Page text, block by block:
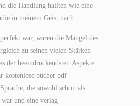
die Handlung hallten wie eine
in meinem Geist nach.
war, waren die Mängel des
zu seinen vielen Stärken
der beeindruckendsten Aspekte
kostenlose bücher pdf
die sowohl schön als
und eine verlag